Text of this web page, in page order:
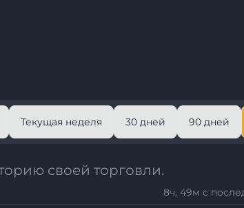
Текущая неделя 30 дней 90 дней
своей торговли.
8ч, 49м с